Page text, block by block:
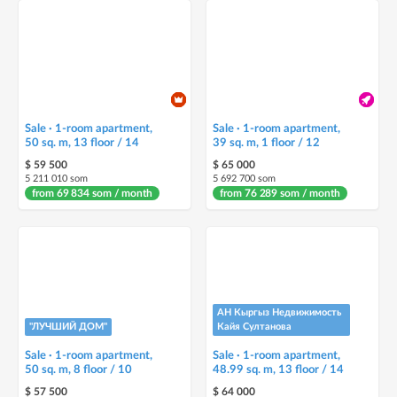
Sale · 1-room apartment,
50 sq. m, 13 floor / 14
$ 59 500
5 211 010 som
from 69 834 som / month
Sale · 1-room apartment,
39 sq. m, 1 floor / 12
$ 65 000
5 692 700 som
from 76 289 som / month
"ЛУЧШИЙ ДОМ"
Sale · 1-room apartment,
50 sq. m, 8 floor / 10
$ 57 500
АН Кыргыз Недвижимость
Кайя Султанова
Sale · 1-room apartment,
48.99 sq. m, 13 floor / 14
$ 64 000